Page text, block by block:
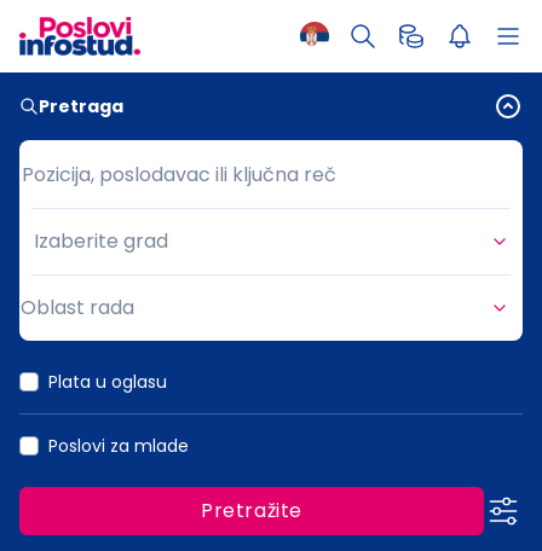
Pretraga
Pozicija, poslodavac ili ključna reč
Pozicija, poslodavac ili ključna reč
Grad
Izaberite grad
Oblast rada
Plata u oglasu
Poslovi za mlade
Pretražite